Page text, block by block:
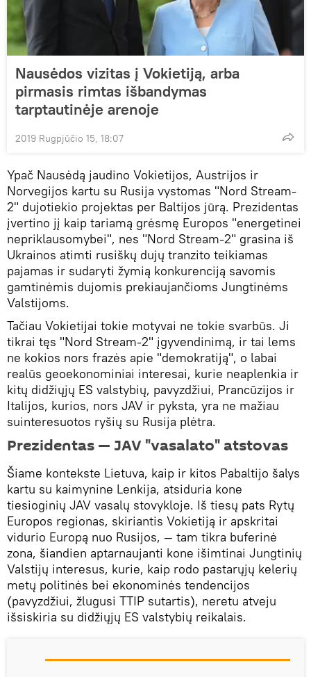
Nausėdos vizitas į Vokietiją, arba
pirmasis rimtas išbandymas
tarptautinėje arenoje
2019 Rugpjūčio 15, 18:07
Ypač Nausėdą jaudino Vokietijos, Austrijos ir
Norvegijos kartu su Rusija vystomas "Nord Stream-
2" dujotiekio projektas per Baltijos jūrą. Prezidentas
įvertino jį kaip tariamą grėsmę Europos "energetinei
nepriklausomybei", nes "Nord Stream-2" grasina iš
Ukrainos atimti rusiškų dujų tranzito teikiamas
pajamas ir sudaryti žymią konkurenciją savomis
gamtinėmis dujomis prekiaujančioms Jungtinėms
Valstijoms.
Tačiau Vokietijai tokie motyvai ne tokie svarbūs. Ji
tikrai tęs "Nord Stream-2" įgyvendinimą, ir tai lems
ne kokios nors frazės apie "demokratiją", o labai
realūs geoekonominiai interesai, kurie neaplenkia ir
kitų didžiųjų ES valstybių, pavyzdžiui, Prancūzijos ir
Italijos, kurios, nors JAV ir pyksta, yra ne mažiau
suinteresuotos ryšių su Rusija plėtra.
Prezidentas — JAV "vasalato" atstovas
Šiame kontekste Lietuva, kaip ir kitos Pabaltijo šalys
kartu su kaimynine Lenkija, atsiduria kone
tiesioginių JAV vasalų stovykloje. Iš tiesų pats Rytų
Europos regionas, skiriantis Vokietiją ir apskritai
vidurio Europą nuo Rusijos, — tam tikra buferinė
zona, šiandien aptarnaujanti kone išimtinai Jungtinių
Valstijų interesus, kurie, kaip rodo pastarųjų kelerių
metų politinės bei ekonominės tendencijos
(pavyzdžiui, žlugusi TTIP sutartis), neretu atveju
išsiskiria su didžiųjų ES valstybių reikalais.